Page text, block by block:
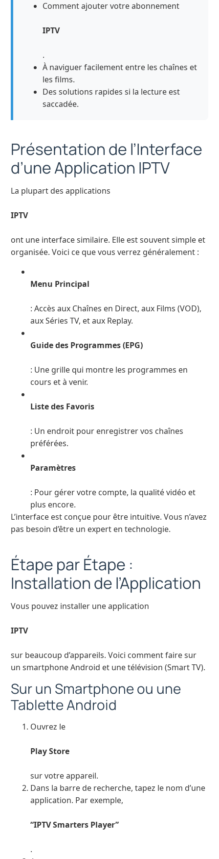
Comment ajouter votre abonnement
IPTV
.
À naviguer facilement entre les chaînes et
les films.
Des solutions rapides si la lecture est
saccadée.
Présentation de l’Interface
d’une Application IPTV
La plupart des applications
IPTV
ont une interface similaire. Elle est souvent simple et
organisée. Voici ce que vous verrez généralement :
Menu Principal
: Accès aux Chaînes en Direct, aux Films (VOD),
aux Séries TV, et aux Replay.
Guide des Programmes (EPG)
: Une grille qui montre les programmes en
cours et à venir.
Liste des Favoris
: Un endroit pour enregistrer vos chaînes
préférées.
Paramètres
: Pour gérer votre compte, la qualité vidéo et
plus encore.
L’interface est conçue pour être intuitive. Vous n’avez
pas besoin d’être un expert en technologie.
Étape par Étape :
Installation de l’Application
Vous pouvez installer une application
IPTV
sur beaucoup d’appareils. Voici comment faire sur
un smartphone Android et une télévision (Smart TV).
Sur un Smartphone ou une
Tablette Android
Ouvrez le
Play Store
sur votre appareil.
Dans la barre de recherche, tapez le nom d’une
application. Par exemple,
“IPTV Smarters Player”
.